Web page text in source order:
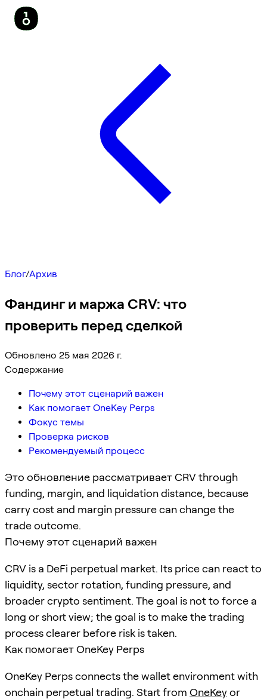
Блог/Архив
Фандинг и маржа CRV: что
проверить перед сделкой
Обновлено 25 мая 2026 г.
Содержание
Почему этот сценарий важен
Как помогает OneKey Perps
Фокус темы
Проверка рисков
Рекомендуемый процесс
Это обновление рассматривает CRV through
funding, margin, and liquidation distance, because
carry cost and margin pressure can change the
trade outcome.
Почему этот сценарий важен
CRV is a DeFi perpetual market. Its price can react to
liquidity, sector rotation, funding pressure, and
broader crypto sentiment. The goal is not to force a
long or short view; the goal is to make the trading
process clearer before risk is taken.
Как помогает OneKey Perps
OneKey Perps connects the wallet environment with
onchain perpetual trading. Start from OneKeyor